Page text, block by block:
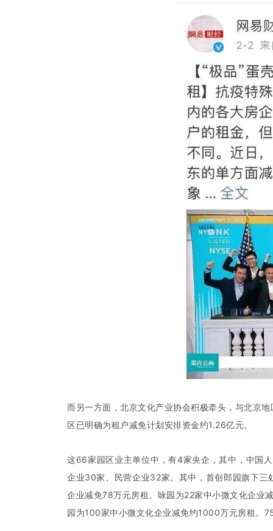
而另一方面，北京文化产业协会积极牵头，与北京
区已明确为租户减免计划安排资金约1.26亿元。
这66家园区业主单位中，有4家央企，其中，中国
企业30家、民营企业32家。其中，首创郎园旗下
企业减免78万元房租。咏园为22家中小微文化企
园为100家中小微文化企业减免约1000万元房租。